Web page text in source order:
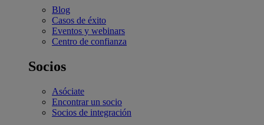
Blog
Casos de éxito
Eventos y webinars
Centro de confianza
Socios
Asóciate
Encontrar un socio
Socios de integración